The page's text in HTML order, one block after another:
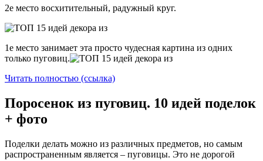
2е место восхитительный, радужный круг.
1е место занимает эта просто чудесная картина из одних
только пуговиц.
Читать полностью (ссылка)
Поросенок из пуговиц. 10 идей поделок
+ фото
Поделки делать можно из различных предметов, но самым
распространенным является – пуговицы. Это не дорогой